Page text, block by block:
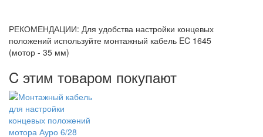
РЕКОМЕНДАЦИИ: Для удобства настройки концевых
положений используйте монтажный кабель EC 1645
(мотор - 35 мм)
C этим товаром покупают